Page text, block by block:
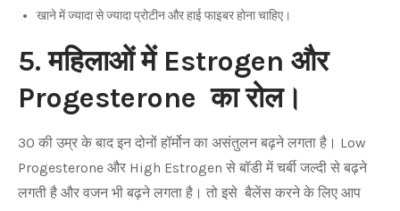
खाने में ज्यादा से ज्यादा प्रोटीन और हाई फाइबर होना चाहिए।
5. महिलाओं में Estrogen और
Progesterone का रोल।
30 की उम्र के बाद इन दोनों हॉर्मोन का असंतुलन बढ़ने लगता है। Low
Progesterone और High Estrogen से बॉडी में चर्बी जल्दी से बढ़ने
लगती है और वजन भी बढ़ने लगता है। तो इसे बैलेंस करने के लिए आप